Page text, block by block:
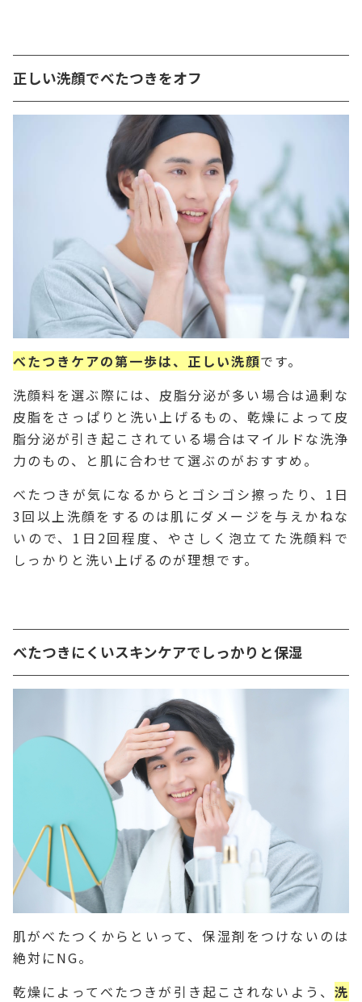
正しい洗顔でべたつきをオフ
べたつきケアの第一歩は、正しい洗顔です。
洗顔料を選ぶ際には、皮脂分泌が多い場合は過剰な
皮脂をさっぱりと洗い上げるもの、乾燥によって皮
脂分泌が引き起こされている場合はマイルドな洗浄
力のもの、と肌に合わせて選ぶのがおすすめ。
べたつきが気になるからとゴシゴシ擦ったり、1日
3回以上洗顔をするのは肌にダメージを与えかねな
いので、1日2回程度、やさしく泡立てた洗顔料で
しっかりと洗い上げるのが理想です。
べたつきにくいスキンケアでしっかりと保湿
肌がべたつくからといって、保湿剤をつけないのは
絶対にNG。
乾燥によってべたつきが引き起こされないよう、 洗